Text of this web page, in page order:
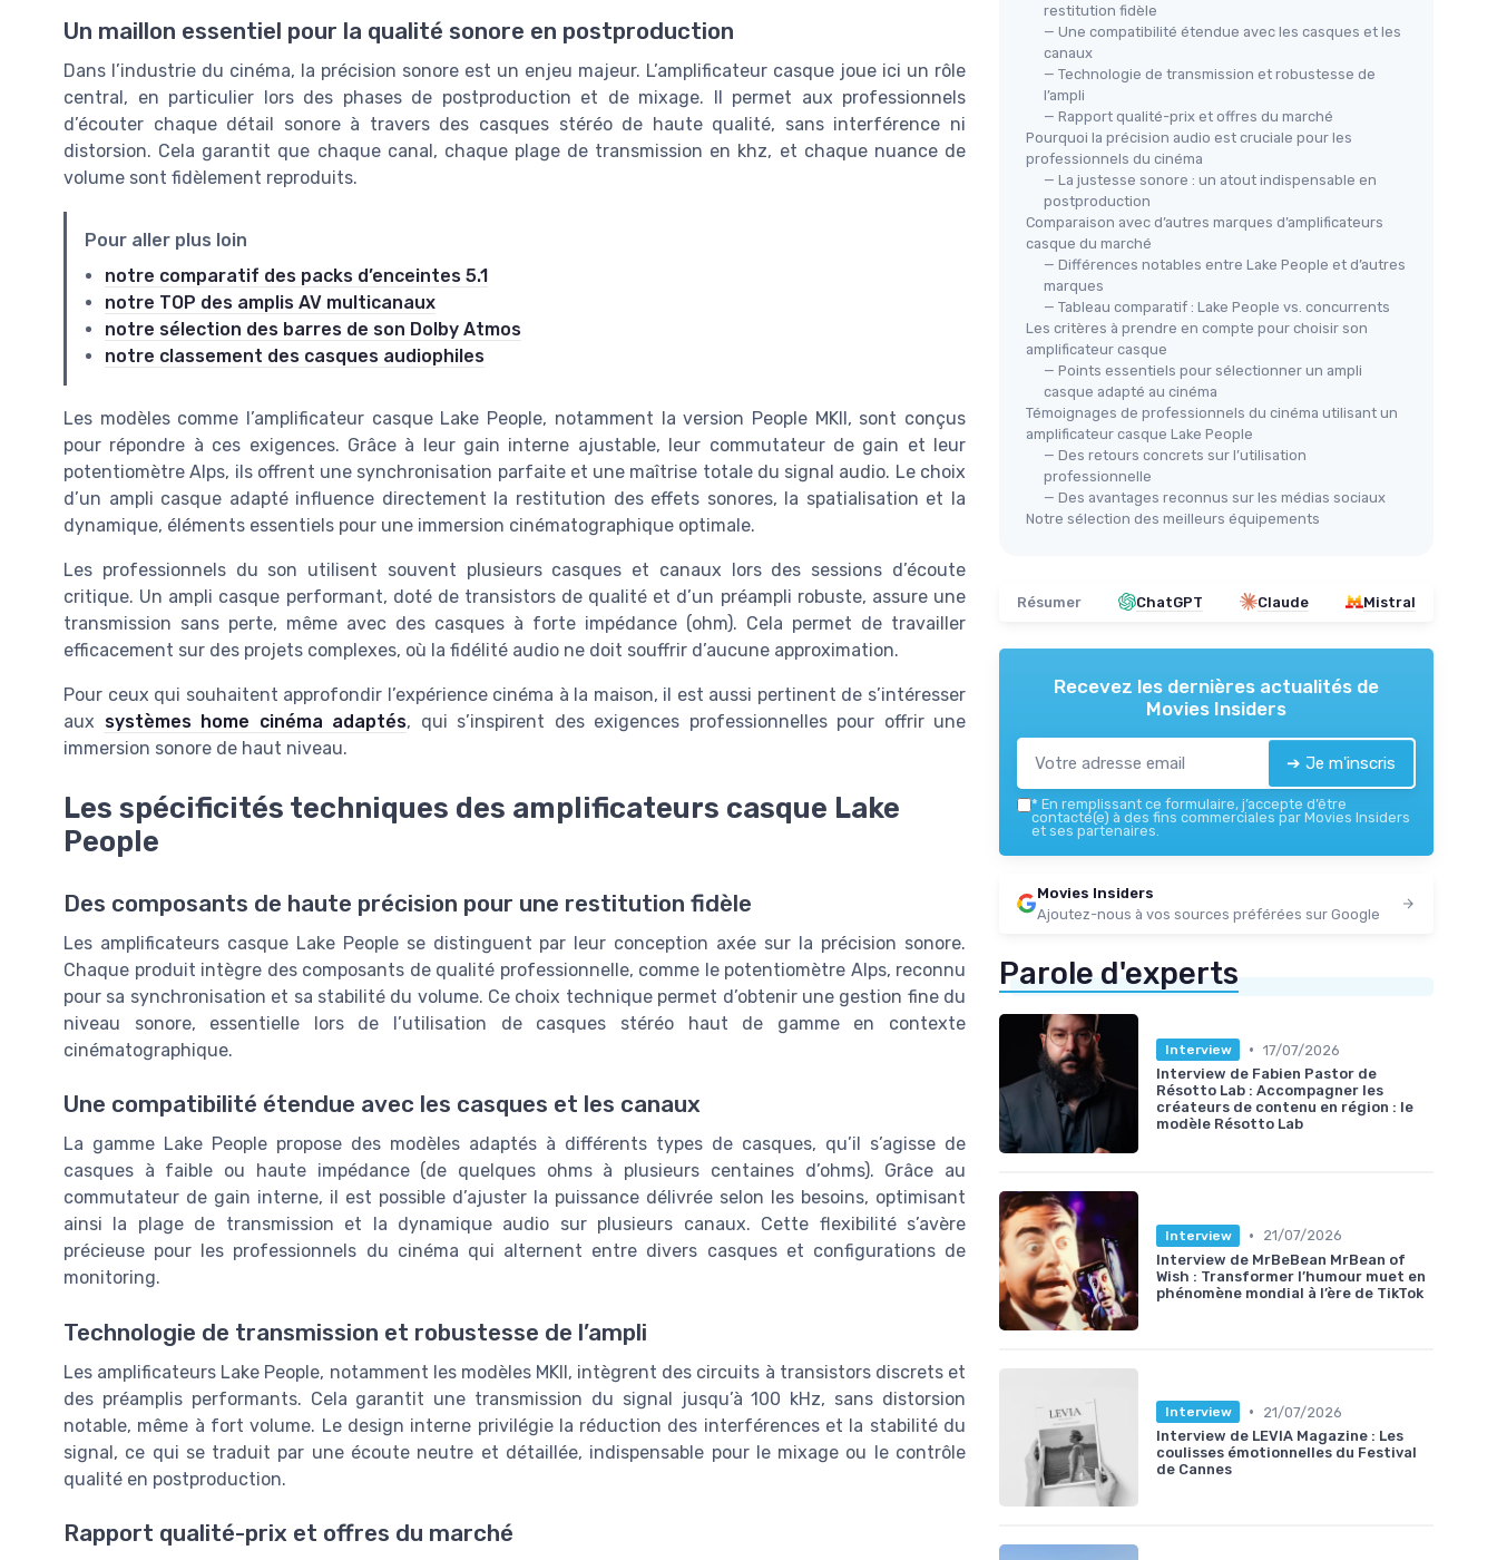
Un maillon essentiel pour la qualité sonore en postproduction
Dans l’industrie du cinéma, la précision sonore est un enjeu majeur. L’amplificateur casque joue ici un rôle
central, en particulier lors des phases de postproduction et de mixage. Il permet aux professionnels
d’écouter chaque détail sonore à travers des casques stéréo de haute qualité, sans interférence ni
distorsion. Cela garantit que chaque canal, chaque plage de transmission en khz, et chaque nuance de
volume sont fidèlement reproduits.
Pour aller plus loin
notre comparatif des packs d’enceintes 5.1
notre TOP des amplis AV multicanaux
notre sélection des barres de son Dolby Atmos
notre classement des casques audiophiles
Les modèles comme l’amplificateur casque Lake People, notamment la version People MKII, sont conçus
pour répondre à ces exigences. Grâce à leur gain interne ajustable, leur commutateur de gain et leur
potentiomètre Alps, ils offrent une synchronisation parfaite et une maîtrise totale du signal audio. Le choix
d’un ampli casque adapté influence directement la restitution des effets sonores, la spatialisation et la
dynamique, éléments essentiels pour une immersion cinématographique optimale.
Les professionnels du son utilisent souvent plusieurs casques et canaux lors des sessions d’écoute
critique. Un ampli casque performant, doté de transistors de qualité et d’un préampli robuste, assure une
transmission sans perte, même avec des casques à forte impédance (ohm). Cela permet de travailler
efficacement sur des projets complexes, où la fidélité audio ne doit souffrir d’aucune approximation.
Pour ceux qui souhaitent approfondir l’expérience cinéma à la maison, il est aussi pertinent de s’intéresser
aux systèmes home cinéma adaptés, qui s’inspirent des exigences professionnelles pour offrir une
immersion sonore de haut niveau.
Les spécificités techniques des amplificateurs casque Lake
People
Des composants de haute précision pour une restitution fidèle
Les amplificateurs casque Lake People se distinguent par leur conception axée sur la précision sonore.
Chaque produit intègre des composants de qualité professionnelle, comme le potentiomètre Alps, reconnu
pour sa synchronisation et sa stabilité du volume. Ce choix technique permet d’obtenir une gestion fine du
niveau sonore, essentielle lors de l’utilisation de casques stéréo haut de gamme en contexte
cinématographique.
Une compatibilité étendue avec les casques et les canaux
La gamme Lake People propose des modèles adaptés à différents types de casques, qu’il s’agisse de
casques à faible ou haute impédance (de quelques ohms à plusieurs centaines d’ohms). Grâce au
commutateur de gain interne, il est possible d’ajuster la puissance délivrée selon les besoins, optimisant
ainsi la plage de transmission et la dynamique audio sur plusieurs canaux. Cette flexibilité s’avère
précieuse pour les professionnels du cinéma qui alternent entre divers casques et configurations de
monitoring.
Technologie de transmission et robustesse de l’ampli
Les amplificateurs Lake People, notamment les modèles MKII, intègrent des circuits à transistors discrets et
des préamplis performants. Cela garantit une transmission du signal jusqu’à 100 kHz, sans distorsion
notable, même à fort volume. Le design interne privilégie la réduction des interférences et la stabilité du
signal, ce qui se traduit par une écoute neutre et détaillée, indispensable pour le mixage ou le contrôle
qualité en postproduction.
Rapport qualité-prix et offres du marché
restitution fidèle
— Une compatibilité étendue avec les casques et les
canaux
— Technologie de transmission et robustesse de
l’ampli
— Rapport qualité-prix et offres du marché
Pourquoi la précision audio est cruciale pour les
professionnels du cinéma
— La justesse sonore : un atout indispensable en
postproduction
Comparaison avec d’autres marques d’amplificateurs
casque du marché
— Différences notables entre Lake People et d’autres
marques
— Tableau comparatif : Lake People vs. concurrents
Les critères à prendre en compte pour choisir son
amplificateur casque
— Points essentiels pour sélectionner un ampli
casque adapté au cinéma
Témoignages de professionnels du cinéma utilisant un
amplificateur casque Lake People
— Des retours concrets sur l’utilisation
professionnelle
— Des avantages reconnus sur les médias sociaux
Notre sélection des meilleurs équipements
Résumer ChatGPT Claude Mistral
Recevez les dernières actualités de
Movies Insiders
➔ Je m'inscris
* En remplissant ce formulaire, j’accepte d’être
contacté(e) à des fins commerciales par Movies Insiders
et ses partenaires.
Movies Insiders
Ajoutez-nous à vos sources préférées sur Google
Parole d'experts
Interview • 17/07/2026
Interview de Fabien Pastor de
Résotto Lab : Accompagner les
créateurs de contenu en région : le
modèle Résotto Lab
Interview •
21/07/2026
Interview de MrBeBean MrBean of
Wish : Transformer l’humour muet en
phénomène mondial à l’ère de TikTok
Interview •
21/07/2026
Interview de LEVIA Magazine : Les
coulisses émotionnelles du Festival
de Cannes